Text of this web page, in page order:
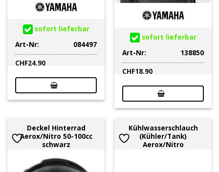
sofort lieferbar
Art-Nr:
084497
CHF24.90
sofort lieferbar
Art-Nr:
138850
CHF18.90
Deckel Hinterrad
Aerox/Nitro 50-100cc
schwarz
Kühlwasserschlauch
(Kühler/Tank)
Aerox/Nitro